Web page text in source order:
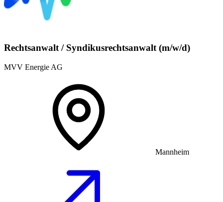
Rechtsanwalt / Syndikusrechtsanwalt (m/w/d)
MVV Energie AG
Mannheim